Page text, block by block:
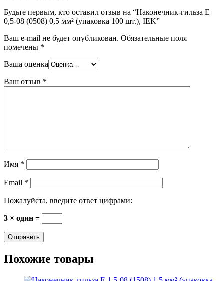
Будьте первым, кто оставил отзыв на “Наконечник-гильза Е
0,5-08 (0508) 0,5 мм² (упаковка 100 шт.), IEK”
Ваш e-mail не будет опубликован. Обязательные поля
помечены *
Ваша оценка
Ваш отзыв *
Имя *
Email *
Пожалуйста, введите ответ цифрами:
3 × один =
Похожие товары